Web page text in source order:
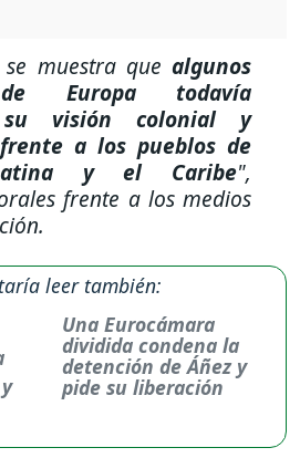
muestra que algunos
Europa todavía
su visión colonial y
a los pueblos de
y el Caribe",
frente a los medios
leer también:
Una Eurocámara
dividida condena la
detención de Áñez y
pide su liberación